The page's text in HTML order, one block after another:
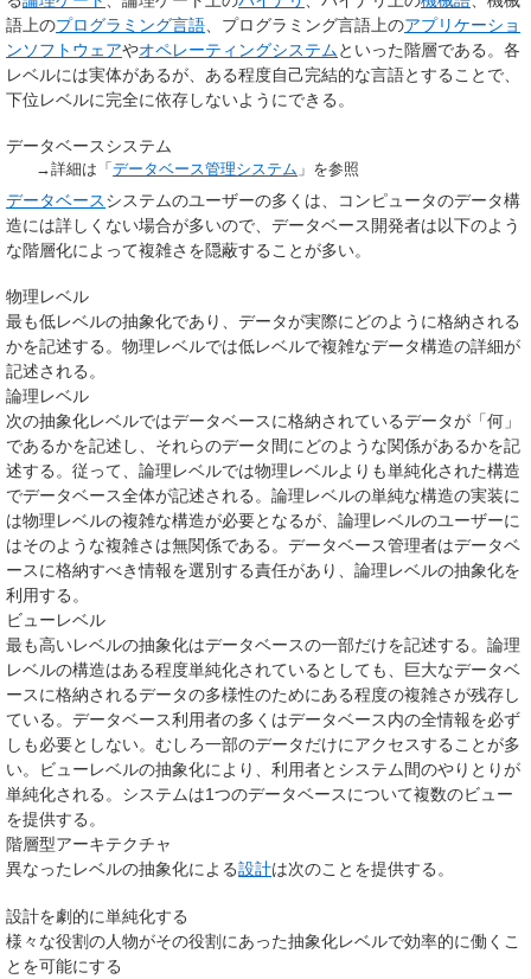
語上のプログラミング言語 、プログラミング言語上のアプリケーショ
ンソフトウェアやオペレーティングシステムといった階層である。各
レベルには実体があるが、ある程度自己完結的な言語とすることで、
下位レベルに完全に依存しないようにできる。
データベースシステム
→詳細は「データベース管理システム 」を参照
データベースシステムのユーザーの多くは、コンピュータのデータ構
造には詳しくない場合が多いので、データベース開発者は以下のよう
な階層化によって複雑さを隠蔽することが多い。
物理レベル
最も低レベルの抽象化であり、データが実際にどのように格納される
かを記述する。物理レベルでは低レベルで複雑なデータ構造の詳細が
記述される。
論理レベル
次の抽象化レベルではデータベースに格納されているデータが「何」
であるかを記述し、それらのデータ間にどのような関係があるかを記
述する。従って、論理レベルでは物理レベルよりも単純化された構造
でデータベース全体が記述される。論理レベルの単純な構造の実装に
は物理レベルの複雑な構造が必要となるが、論理レベルのユーザーに
はそのような複雑さは無関係である。データベース管理者はデータベ
ースに格納すべき情報を選別する責任があり、論理レベルの抽象化を
利用する。
ビューレベル
最も高いレベルの抽象化はデータベースの一部だけを記述する。論理
レベルの構造はある程度単純化されているとしても、巨大なデータベ
ースに格納されるデータの多様性のためにある程度の複雑さが残存し
ている。データベース利用者の多くはデータベース内の全情報を必ず
しも必要としない。むしろ一部のデータだけにアクセスすることが多
い。ビューレベルの抽象化により、利用者とシステム間のやりとりが
単純化される。システムは1つのデータベースについて複数のビュー
を提供する。
階層型アーキテクチャ
異なったレベルの抽象化による設計は次のことを提供する。
設計を劇的に単純化する
様々な役割の人物がその役割にあった抽象化レベルで効率的に働くこ
とを可能にする